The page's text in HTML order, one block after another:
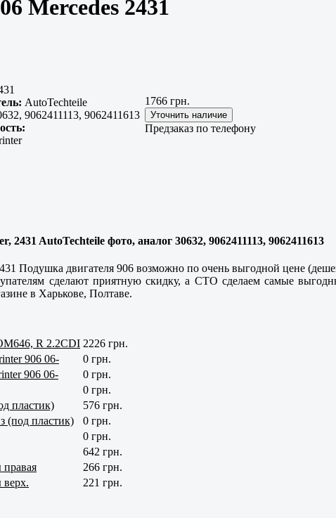
Mercedes 2431
AutoTechteile
9062411113, 9062411613
1766 грн.
Предзаказ по телефону
AutoTechteile фото, аналог 30632, 9062411113, 9062411613
Подушка двигателя 906 возможно по очень выгодной цене
сделают приятную скидку, а СТО сделаем самые
в Харькове, Полтаве.
R 2.2CDI 2226 грн.
906 06-
0 грн.
906 06-
0 грн.
0 грн.
пластик)
576 грн.
(под пластик)
0 грн.
0 грн.
642 грн.
266 грн.
верх.
221 грн.